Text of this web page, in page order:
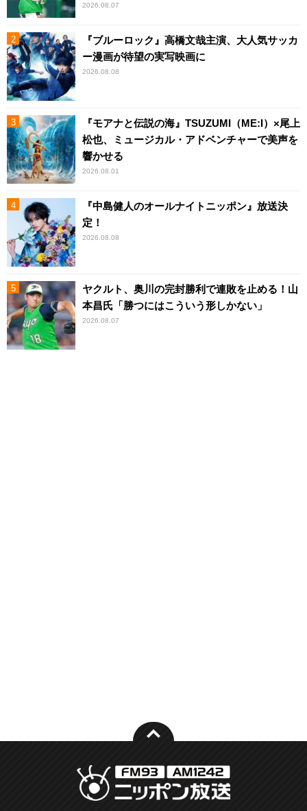
2026.08.07
『ブルーロック』高橋文哉主演、大人気サッカ
ー漫画が待望の実写映画に
2026.08.08
『モアナと伝説の海』TSUZUMI（ME:I）×尾上
松也、ミュージカル・アドベンチャーで美声を
響かせる
2026.08.01
『中島健人のオールナイトニッポン』放送決
定！
2026.08.08
ヤクルト、奥川の完封勝利で連敗を止める！山
本昌氏「勝つにはこういう形しかない」
2026.08.07